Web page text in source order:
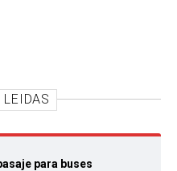
para buses